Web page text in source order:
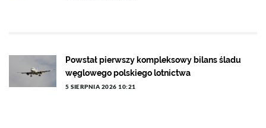
Powstał pierwszy kompleksowy bilans śladu
węglowego polskiego lotnictwa
5 SIERPNIA 2026 10:21